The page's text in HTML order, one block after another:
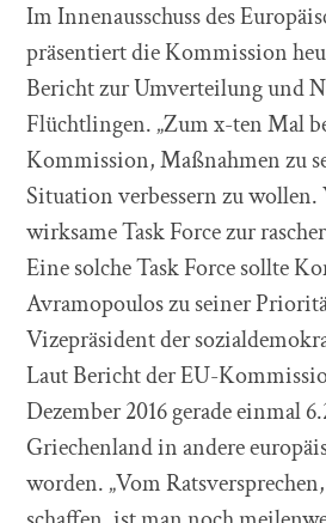
Im Innenausschuss des
präsentiert die Kommission
Bericht zur Umverteilung und
Flüchtlingen. „Zum x-ten Mal
Kommission, Maßnahmen zu
Situation verbessern zu
wirksame Task Force zur
Eine solche Task Force sollte
Avramopoulos zu seiner
Vizepräsident der
Laut Bericht der EU-
Dezember 2016 gerade einmal
Griechenland in andere
worden. „Vom